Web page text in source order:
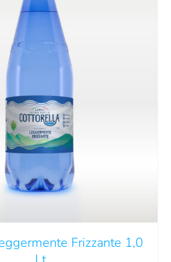
Frizzante 1,0
SCEGLI
QUESTO
PRODOTTO
HA
OPZIONI
POSSONO
DETTAGLI